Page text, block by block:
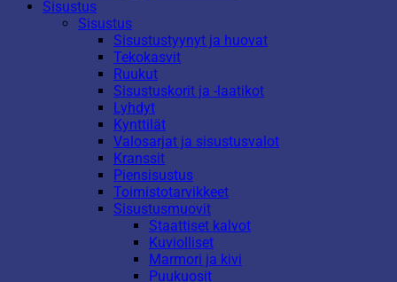
Sisustus
Sisustus
Sisustustyynyt ja huovat
Tekokasvit
Ruukut
Sisustuskorit ja -laatikot
Lyhdyt
Kynttilät
Valosarjat ja sisustusvalot
Kranssit
Piensisustus
Toimistotarvikkeet
Sisustusmuovit
Staattiset kalvot
Kuviolliset
Marmori ja kivi
Puukuosit